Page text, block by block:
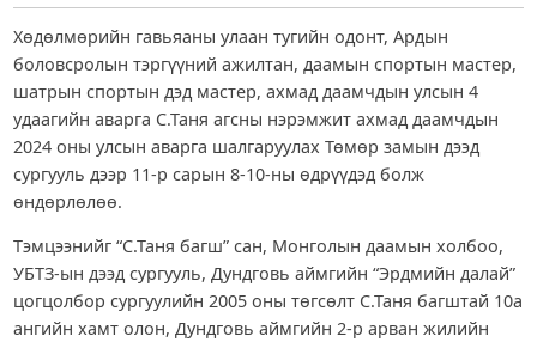
Хөдөлмөрийн гавьяаны улаан тугийн одонт, Ардын
боловсролын тэргүүний ажилтан, даамын спортын мастер,
шатрын спортын дэд мастер, ахмад даамчдын улсын 4
удаагийн аварга С.Таня агсны нэрэмжит ахмад даамчдын
2024 оны улсын аварга шалгаруулах Төмөр замын дээд
сургууль дээр 11-р сарын 8-10-ны өдрүүдэд болж
өндөрлөлөө.
Тэмцээнийг “С.Таня багш” сан, Монголын даамын холбоо,
УБТЗ-ын дээд сургууль, Дундговь аймгийн “Эрдмийн далай”
цогцолбор сургуулийн 2005 оны төгсөлт С.Таня багштай 10а
ангийн хамт олон, Дундговь аймгийн 2-р арван жилийн